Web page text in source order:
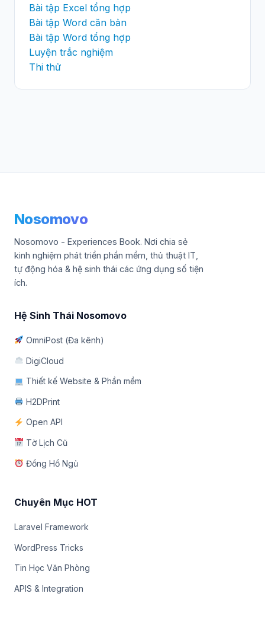
Bài tập Excel tổng hợp
Bài tập Word căn bản
Bài tập Word tổng hợp
Luyện trắc nghiệm
Thi thử
Nosomovo
Nosomovo - Experiences Book. Nơi chia sẻ
kinh nghiệm phát triển phần mềm, thủ thuật IT,
tự động hóa & hệ sinh thái các ứng dụng số tiện
ích.
Hệ Sinh Thái Nosomovo
OmniPost (Đa kênh)
DigiCloud
Thiết kế Website & Phần mềm
H2DPrint
Open API
Tờ Lịch Cũ
Đồng Hồ Ngủ
Chuyên Mục HOT
Laravel Framework
WordPress Tricks
Tin Học Văn Phòng
APIS & Integration